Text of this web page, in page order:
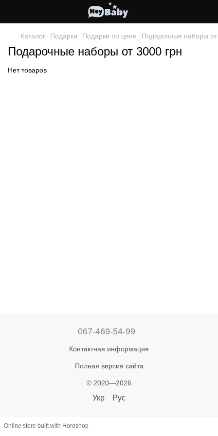
Каталог Подарки Подарки по цене Подарочные наборы от
Подарочные наборы от 3000 грн
Нет товаров
067-469-54-99
Контактная информация
Полная версия сайта
© 2020—2026
Укр Рус
Online store built with Horoshop